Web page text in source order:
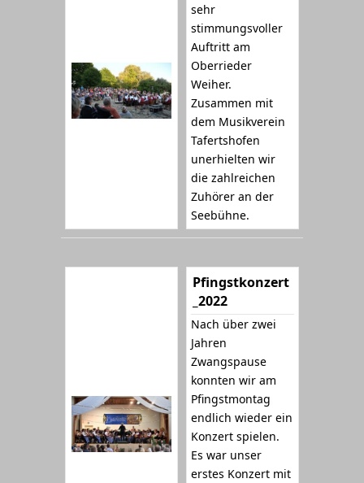
sehr
stimmungsvoller
Auftritt am
Oberrieder
Weiher.
Zusammen mit
dem Musikverein
Tafertshofen
unerhielten wir
die zahlreichen
Zuhörer an der
Seebühne.
Pfingstkonzert
_2022
Nach über zwei
Jahren
Zwangspause
konnten wir am
Pfingstmontag
endlich wieder ein
Konzert spielen.
Es war unser
erstes Konzert mit